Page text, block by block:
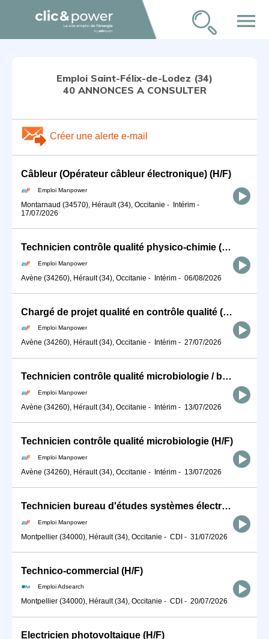
menu
Emploi Saint-Félix-de-Lodez (34)
40 ANNONCES A CONSULTER
Créer une alerte e-mail
Câbleur (Opérateur câbleur électronique) (H/F)
Emploi Manpower
Montarnaud (34570), Hérault (34), Occitanie - Intérim -
17/07/2026
Technicien contrôle qualité physico-chimie (H/F)
Emploi Manpower
Avène (34260), Hérault (34), Occitanie - Intérim - 06/08/2026
Chargé de projet qualité en contrôle qualité (H/F)
Emploi Manpower
Avène (34260), Hérault (34), Occitanie - Intérim - 27/07/2026
Technicien contrôle qualité microbiologie / bactériologie (H/F)
Emploi Manpower
Avène (34260), Hérault (34), Occitanie - Intérim - 13/07/2026
Technicien contrôle qualité microbiologie (H/F)
Emploi Manpower
Avène (34260), Hérault (34), Occitanie - Intérim - 13/07/2026
Technicien bureau d'études systèmes électriques machines (H/F)
Emploi Manpower
Montpellier (34000), Hérault (34), Occitanie - CDI - 31/07/2026
Technico-commercial (H/F)
Emploi Adsearch
Montpellier (34000), Hérault (34), Occitanie - CDI - 20/07/2026
Electricien photovoltaique (H/F)